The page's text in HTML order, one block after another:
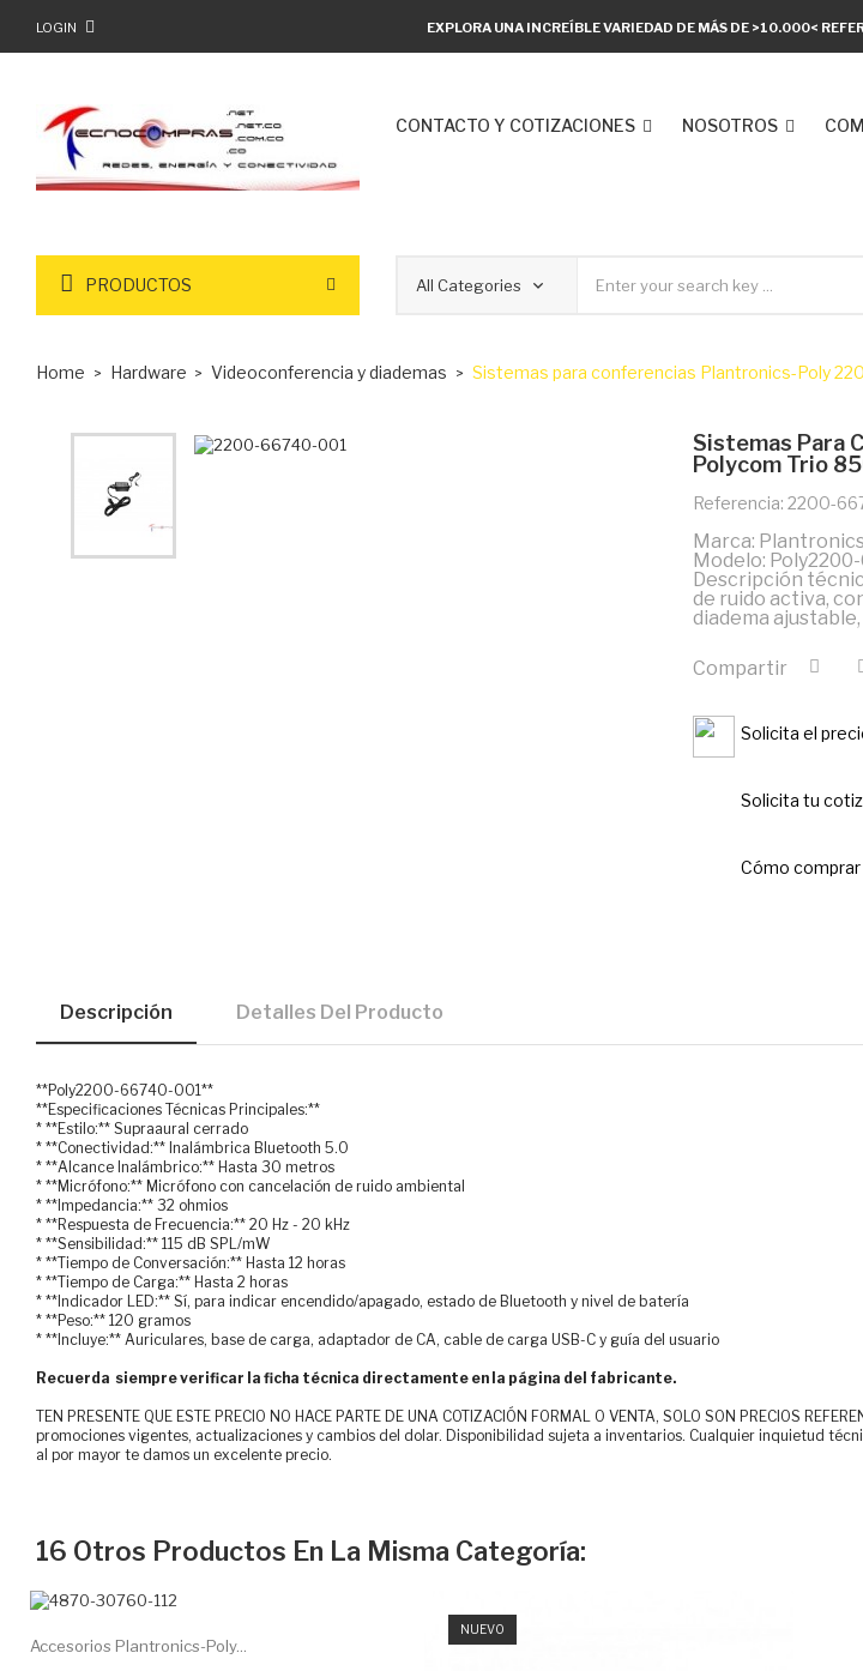
EXPLORA UNA INCREÍBLE VARIEDAD DE MÁS DE >10.000<
LOGIN
CONTACTO Y COTIZACIONES NOSOTROS
PRODUCTOS
Home Hardware Videoconferencia y diademas Sistemas para conferencias Plantronics-Poly
Sistemas Para
Polycom Trio
Referencia: 2200-
Marca: Plantronics
Modelo:
Descripción
de ruido activa,
diadema
Compartir
Solicita el
Solicita tu
Cómo comprar
Descripción Detalles Del Producto
**Poly2200-66740-001**
**Especificaciones Técnicas Principales:**
* **Estilo:** Supraaural cerrado
* **Conectividad:** Inalámbrica Bluetooth 5.0
* **Alcance Inalámbrico:** Hasta 30 metros
* **Micrófono:** Micrófono con cancelación de ruido ambiental
* **Impedancia:** 32 ohmios
* **Respuesta de Frecuencia:** 20 Hz - 20 kHz
* **Sensibilidad:** 115 dB SPL/mW
* **Tiempo de Conversación:** Hasta 12 horas
* **Tiempo de Carga:** Hasta 2 horas
* **Indicador LED:** Sí, para indicar encendido/apagado, estado de Bluetooth y nivel de batería
* **Peso:** 120 gramos
* **Incluye:** Auriculares, base de carga, adaptador de CA, cable de carga USB-C y guía del usuario
Recuerda siempre verificar la ficha técnica directamente en la página del fabricante.
TEN PRESENTE QUE ESTE PRECIO NO HACE PARTE DE UNA COTIZACIÓN FORMAL O VENTA, SOLO SON PRECIOS
promociones vigentes, actualizaciones y cambios del dolar. Disponibilidad sujeta a inventarios. Cualquier inquietud
al por mayor te damos un excelente precio.
16 Otros Productos En La Misma Categoría:
Accesorios Plantronics-Poly...
NUEVO